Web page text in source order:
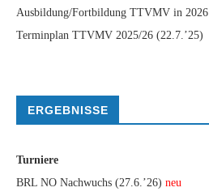
Ausbildung/Fortbildung TTVMV in 2026
Terminplan TTVMV 2025/26 (22.7.’25)
ERGEBNISSE
Turniere
BRL NO Nachwuchs (27.6.’26) neu